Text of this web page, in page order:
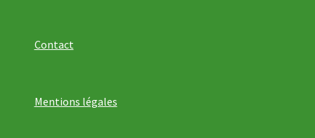
Contact
Mentions légales